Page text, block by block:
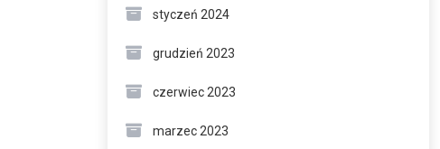
styczeń 2024
grudzień 2023
czerwiec 2023
marzec 2023